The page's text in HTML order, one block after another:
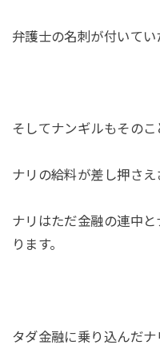
弁護士の名刺が付いてい
そしてナンギルもそのこ
ナリの給料が差し押さえ
ナリはただ金融の連中
ります。
タダ金融に乗り込んだナ